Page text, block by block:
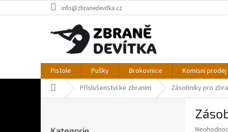
na
info@zbranedevitka.cz
Pistole Pušky Brokovnice Komisní prodej
Domů Příslušenství ke zbraním Zásobníky pro
Průměrné